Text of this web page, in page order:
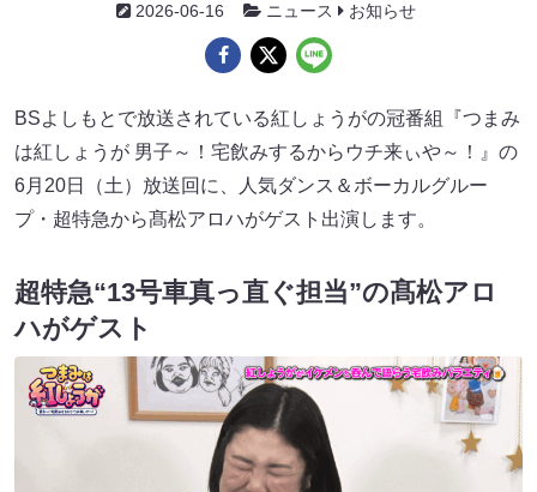
2026-06-16 ニュース お知らせ
BSよしもとで放送されている紅しょうがの冠番組『つまみ
は紅しょうが 男子～！宅飲みするからウチ来ぃや～！』の
6月20日（土）放送回に、人気ダンス＆ボーカルグルー
プ・超特急から髙松アロハがゲスト出演します。
超特急“13号車真っ直ぐ担当”の髙松アロ
ハがゲスト